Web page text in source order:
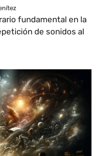
fundamental en la
de sonidos al